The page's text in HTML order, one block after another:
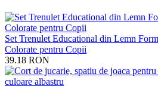
Set Trenulet Educational din Lemn
Colorate pentru Copii
39.18 RON